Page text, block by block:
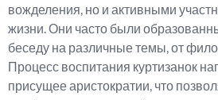
вожделения, но и активными
жизни. Они часто были
беседу на различные темы, от
Процесс воспитания куртизанок
присущее аристократии, что